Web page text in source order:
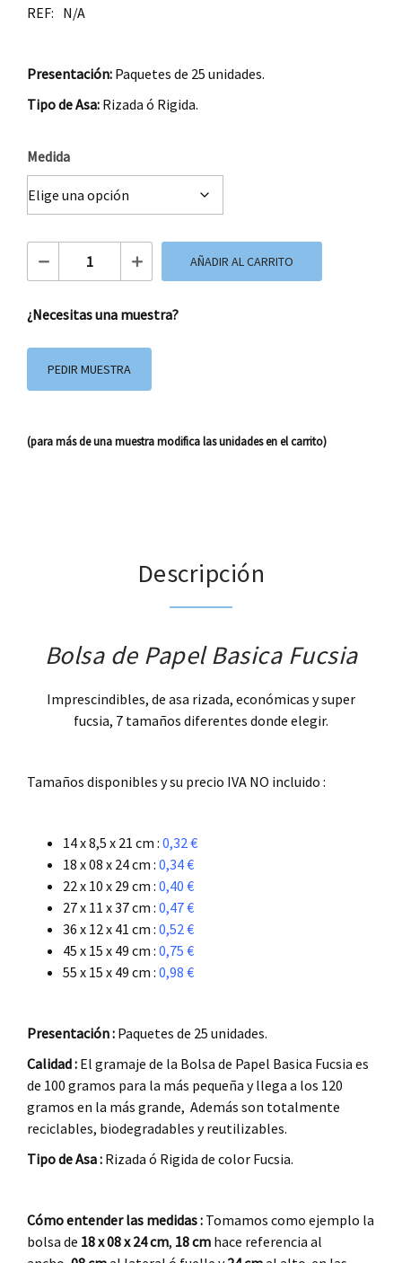
REF: N/A
Presentación: Paquetes de 25 unidades.
Tipo de Asa: Rizada ó Rigida.
Medida
Bolsa de Papel Basica Fucsia cantidad
AÑADIR AL CARRITO
¿Necesitas una muestra?
PEDIR MUESTRA
(para más de una muestra modifica las unidades en el carrito)
Descripción
Bolsa de Papel Basica Fucsia
Imprescindibles, de asa rizada, económicas y super
fucsia, 7 tamaños diferentes donde elegir.
Tamaños disponibles y su precio IVA NO incluido :
14 x 8,5 x 21 cm : 0,32 €
18 x 08 x 24 cm : 0,34 €
22 x 10 x 29 cm : 0,40 €
27 x 11 x 37 cm : 0,47 €
36 x 12 x 41 cm : 0,52 €
45 x 15 x 49 cm : 0,75 €
55 x 15 x 49 cm : 0,98 €
Presentación : Paquetes de 25 unidades.
Calidad : El gramaje de la Bolsa de Papel Basica Fucsia es
de 100 gramos para la más pequeña y llega a los 120
gramos en la más grande, Además son totalmente
reciclables, biodegradables y reutilizables.
Tipo de Asa : Rizada ó Rigida de color Fucsia.
Cómo entender las medidas : Tomamos como ejemplo la
bolsa de 18 x 08 x 24cm, 18 cm hace referencia al